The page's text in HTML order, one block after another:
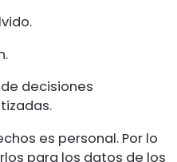
decisiones
es personal. Por lo
para los datos de los